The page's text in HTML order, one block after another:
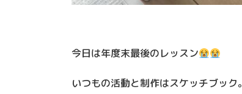
今日は年度末最後のレッスン
いつもの活動と制作はスケッチブック。